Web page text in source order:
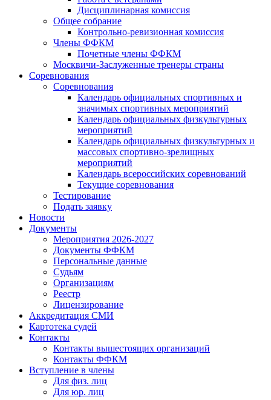
Дисциплинарная комиссия
Общее собрание
Контрольно-ревизионная комиссия
Члены ФФКМ
Почетные члены ФФКМ
Москвичи-Заслуженные тренеры страны
Соревнования
Соревнования
Календарь официальных спортивных и
значимых спортивных мероприятий
Календарь официальных физкультурных
мероприятий
Календарь официальных физкультурных и
массовых спортивно-зрелищных
мероприятий
Календарь всероссийских соревнований
Текущие соревнования
Тестирование
Подать заявку
Новости
Документы
Мероприятия 2026-2027
Документы ФФКМ
Персональные данные
Судьям
Организациям
Реестр
Лицензирование
Аккредитация СМИ
Картотека судей
Контакты
Контакты вышестоящих организаций
Контакты ФФКМ
Вступление в члены
Для физ. лиц
Для юр. лиц